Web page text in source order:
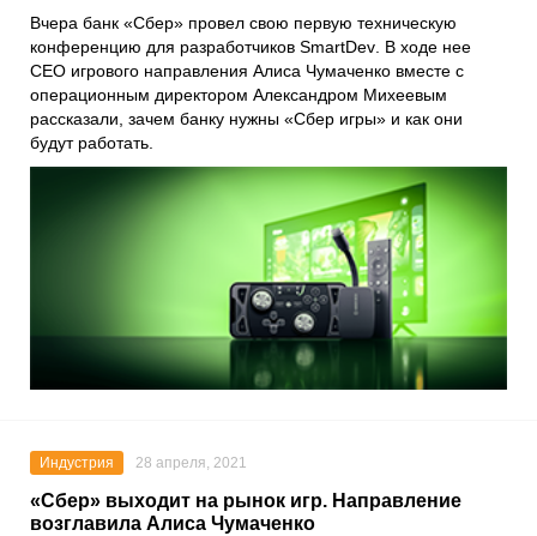
Вчера банк «Сбер» провел свою первую техническую
конференцию для разработчиков SmartDev. В ходе нее
CEO игрового направления Алиса Чумаченко вместе с
операционным директором Александром Михеевым
рассказали, зачем банку нужны «Сбер игры» и как они
будут работать.
Индустрия 28 апреля, 2021
«Сбер» выходит на рынок игр. Направление
возглавила Алиса Чумаченко